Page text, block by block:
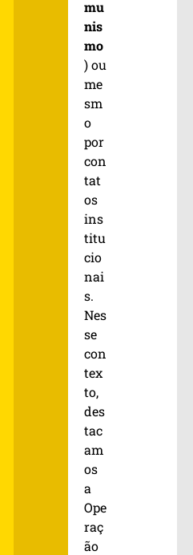
mu
nis
mo
) ou
me
sm
o
por
con
tat
os
ins
titu
cio
nai
s.
Nes
se
con
tex
to,
des
tac
am
os
a
Ope
raç
ão